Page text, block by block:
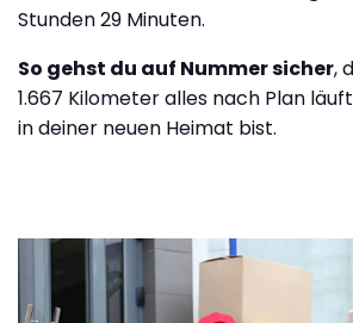
Stunden 29 Minuten.
So gehst du auf Nummer sicher,
1.667 Kilometer alles nach Plan
in deiner neuen Heimat bist.